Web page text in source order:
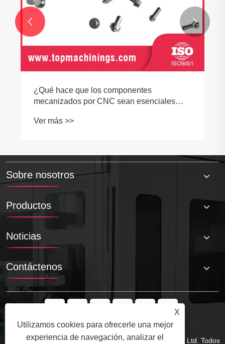
¿Qué hace que los componentes
mecanizados por CNC sean esenciales
Ver más >>
 
Sobre nosotros
Productos
Noticias
Contáctenos
Copyright © 2025 Qingdao Tuoyuan Metal Products Co., Ltd. Todos
X
Utilizamos cookies para ofrecerle una mejor
experiencia de navegación, analizar el